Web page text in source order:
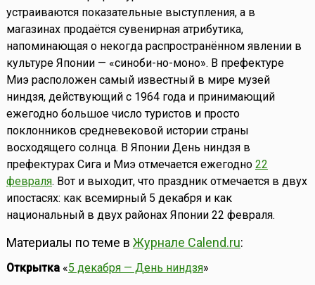
устраиваются показательные выступления, а в
магазинах продаётся сувенирная атрибутика,
напоминающая о некогда распространённом явлении в
культуре Японии — «синоби-но-моно». В префектуре
Миэ расположен самый известный в мире музей
ниндзя, действующий с 1964 года и принимающий
ежегодно большое число туристов и просто
поклонников средневековой истории страны
восходящего солнца. В Японии День ниндзя в
префектурах Сига и Миэ отмечается ежегодно 22
февраля. Вот и выходит, что праздник отмечается в двух
ипостасях: как всемирный 5 декабря и как
национальный в двух районах Японии 22 февраля.
Материалы по теме в Журнале Calend.ru:
Открытка«5 декабря — День ниндзя»